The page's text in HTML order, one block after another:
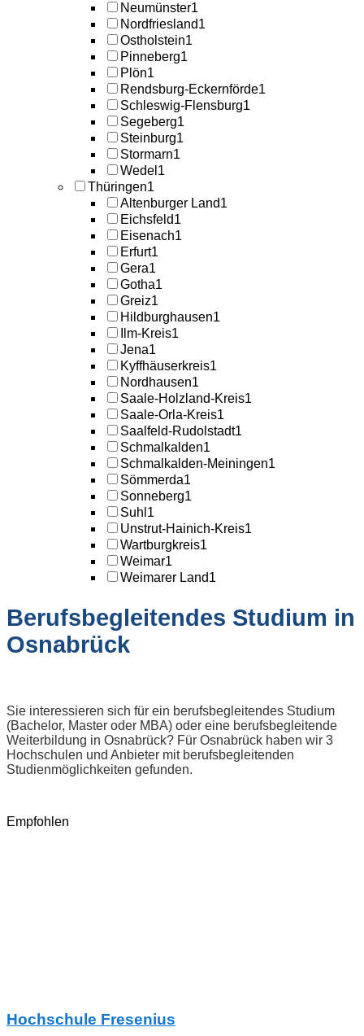
Neumünster1
Nordfriesland1
Ostholstein1
Pinneberg1
Plön1
Rendsburg-Eckernförde1
Schleswig-Flensburg1
Segeberg1
Steinburg1
Stormarn1
Wedel 1
Thüringen1
Altenburger Land1
Eichsfeld1
Eisenach1
Erfurt1
Gera1
Gotha1
Greiz1
Hildburghausen1
Ilm-Kreis1
Jena1
Kyffhäuserkreis1
Nordhausen1
Saale-Holzland-Kreis1
Saale-Orla-Kreis1
Saalfeld-Rudolstadt1
Schmalkalden1
Schmalkalden-Meiningen1
Sömmerda1
Sonneberg1
Suhl 1
Unstrut-Hainich-Kreis1
Wartburgkreis1
Weimar1
Weimarer Land1
Berufsbegleitendes Studium in
Osnabrück
Sie interessieren sich für ein berufsbegleitendes Studium
(Bachelor, Master oder MBA) oder eine berufsbegleitende
Weiterbildung in Osnabrück? Für Osnabrück haben wir 3
Hochschulen und Anbieter mit berufsbegleitenden
Studienmöglichkeiten gefunden.
Empfohlen
Hochschule Fresenius